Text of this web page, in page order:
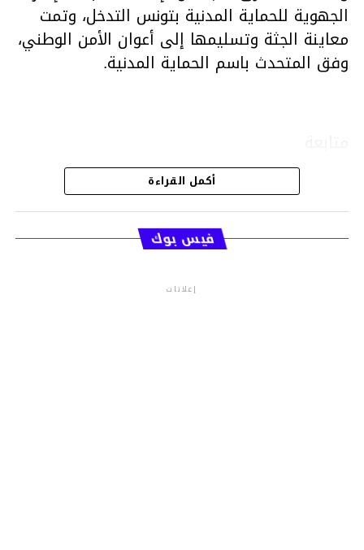
الجهوية للحماية المدنية بتونس التدخل، وتمت
معاينة الجثة وتسليمها إلى أعوان الأمن الوطني،
وفق المتحدث باسم الحماية المدنية.
أكمل القراءة
فيس بوك
إعلانات